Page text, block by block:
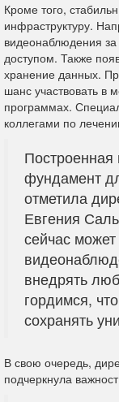
Кроме того,
инфраструктуру.
видеонаблюдения
доступом. Также
хранение данных.
шанс участвовать в
программах.
коллегами по
фундамент
отметила
Евгения
сейчас
внедрять
гордимся,
сохранять
В свою очередь,
подчеркнула